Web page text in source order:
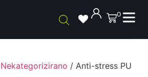
0
Nekategorizirano / Anti-stress PU